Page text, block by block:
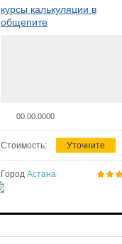
курсы калькуляции в
общепите
00.00.0000
Стоимость: Уточните
Город Астана